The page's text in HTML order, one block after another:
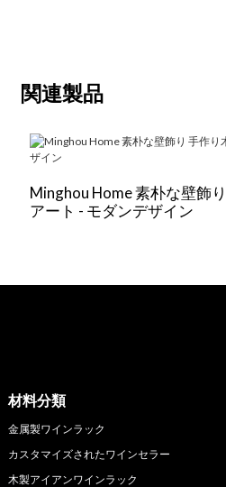
関連製品
Minghou Home 素朴な壁飾
アート - モダンデザイン
材料分類
金属製ワインラック
カスタマイズされたワインセラー
木製アイアンワインラック